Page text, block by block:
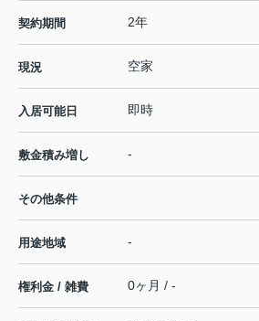
契約期間 2年
現況 空家
入居可能日 即時
敷金積み増し -
その他条件
用途地域 -
権利金 / 雑費 0ヶ月 / -